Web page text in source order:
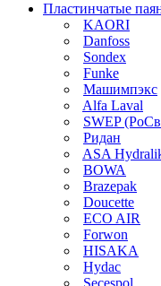
Пластинчатые
KAORI
Danfoss
Sondex
Funke
Машимпэкс
Alfa Laval
SWEP
Ридан
ASA
BOWA
Brazepak
Doucette
ECO AIR
Forwon
HISAKA
Hydac
Secespol